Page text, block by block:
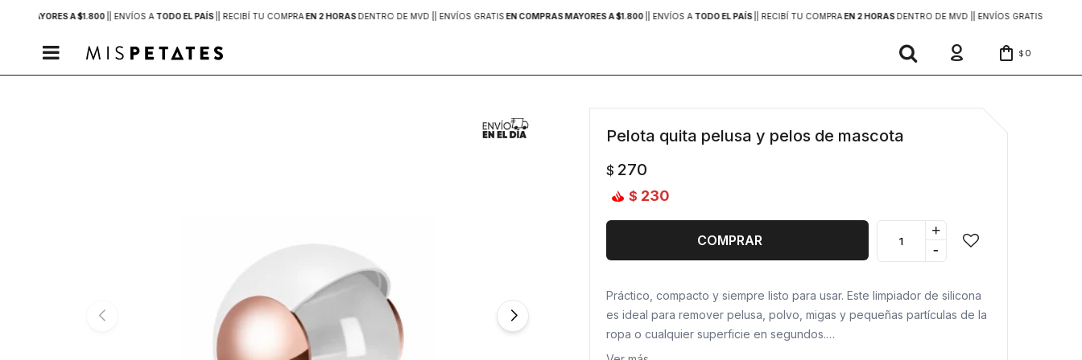
MAYORES A $1.800 | ENVÍOS A TODO EL PAÍS | RECIBÍ TU COMPRAEN 2 HORASDENTRO DE MVD | | ENVÍOS GRATISEN COMPRAS MAYORES A $1.800 | ENVÍOS A TODO EL PAÍS | RECIBÍ TU COMPRAEN 2 HORASDENTRO DE MVD | | ENVÍOS GRATIS
 $ 0
Pelota quita pelusa y pelos de mascota
$ 270
$ 230
COMPRAR
+
-
Práctico, compacto y siempre listo para usar. Este limpiador de silicona
es ideal para remover pelusa, polvo, migas y pequeñas partículas de la
ropa o cualquier superficie en segundos.
Su diseño reutilizable y lavable lo hace una opción simple y funcional